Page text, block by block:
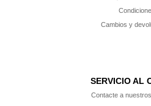
Cambios y
SERVICIO AL
Contacte a